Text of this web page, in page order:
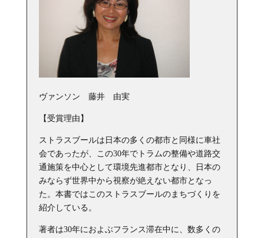
ヴァンソン 藤井 由実
【受賞理由】
ストラスブールは日本の多くの都市と同様に車社
会であったが、この30年でトラムの整備や道路交
通施策を中心として環境先進都市となり、日本の
みならず世界中から視察が絶えない都市となっ
た。本書ではこのストラスブールのまちづくりを
紹介している。
著者は30年におよぶフランス滞在中に、数多くの